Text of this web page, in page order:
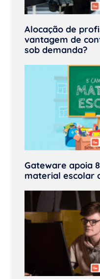
Alocação de
vantagem de
sob demanda?
Gateware apoia
material escolar